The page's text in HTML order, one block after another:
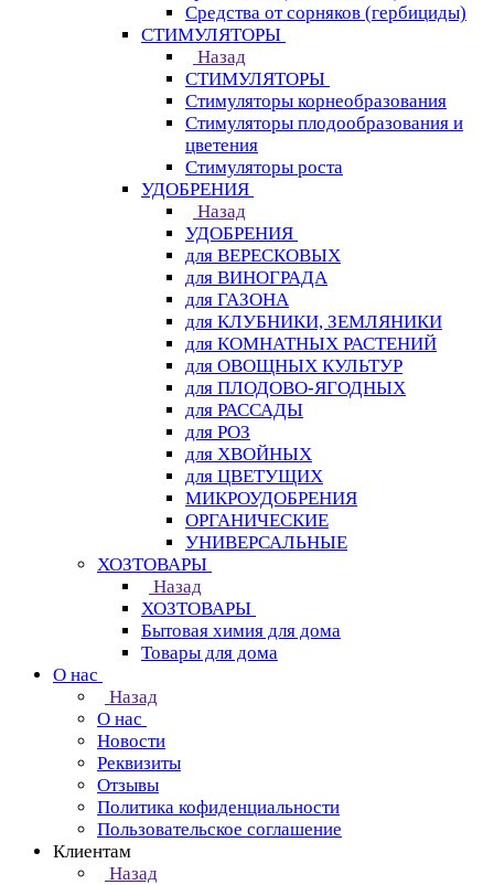
Средства от сорняков (гербициды)
СТИМУЛЯТОРЫ
Назад
СТИМУЛЯТОРЫ
Стимуляторы корнеобразования
Стимуляторы плодообразования и
цветения
Стимуляторы роста
УДОБРЕНИЯ
Назад
УДОБРЕНИЯ
для ВЕРЕСКОВЫХ
для ВИНОГРАДА
для ГАЗОНА
для КЛУБНИКИ, ЗЕМЛЯНИКИ
для КОМНАТНЫХ РАСТЕНИЙ
для ОВОЩНЫХ КУЛЬТУР
для ПЛОДОВО-ЯГОДНЫХ
для РАССАДЫ
для РОЗ
для ХВОЙНЫХ
для ЦВЕТУЩИХ
МИКРОУДОБРЕНИЯ
ОРГАНИЧЕСКИЕ
УНИВЕРСАЛЬНЫЕ
ХОЗТОВАРЫ
Назад
ХОЗТОВАРЫ
Бытовая химия для дома
Товары для дома
О нас
Назад
О нас
Новости
Реквизиты
Отзывы
Политика кофиденциальности
Пользовательское соглашение
Клиентам
Назад